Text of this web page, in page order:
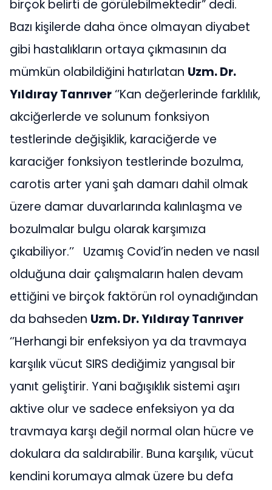
birçok belirti de görülebilmektedir” dedi.
Bazı kişilerde daha önce olmayan diyabet
gibi hastalıkların ortaya çıkmasının da
mümkün olabildiğini hatırlatan Uzm. Dr.
Yıldıray Tanrıver‘’Kan değerlerinde farklılık,
akciğerlerde ve solunum fonksiyon
testlerinde değişiklik, karaciğerde ve
karaciğer fonksiyon testlerinde bozulma,
carotis arter yani şah damarı dahil olmak
üzere damar duvarlarında kalınlaşma ve
bozulmalar bulgu olarak karşımıza
çıkabiliyor.’’ Uzamış Covid’in neden ve nasıl
olduğuna dair çalışmaların halen devam
ettiğini ve birçok faktörün rol oynadığından
da bahseden Uzm. Dr. Yıldıray Tanrıver
‘’Herhangi bir enfeksiyon ya da travmaya
karşılık vücut SIRS dediğimiz yangısal bir
yanıt geliştirir. Yani bağışıklık sistemi aşırı
aktive olur ve sadece enfeksiyon ya da
travmaya karşı değil normal olan hücre ve
dokulara da saldırabilir. Buna karşılık, vücut
kendini korumaya almak üzere bu defa